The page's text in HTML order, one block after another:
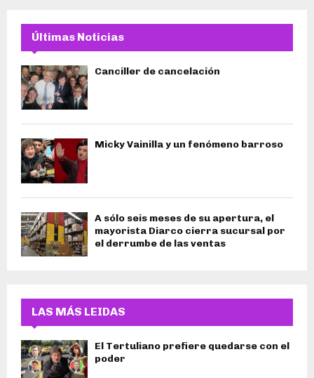
Últimas Noticias
Canciller de cancelación
Micky Vainilla y un fenómeno barroso
A sólo seis meses de su apertura, el
mayorista Diarco cierra sucursal por
el derrumbe de las ventas
LAS MÁS LEIDAS
El Tertuliano prefiere quedarse con el
poder